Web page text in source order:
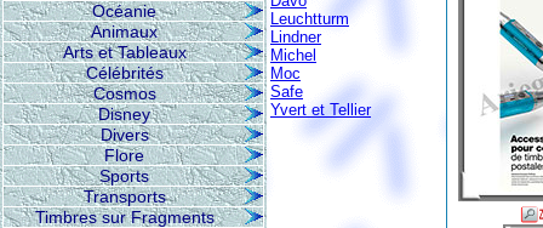
Océanie
Animaux
Arts et Tableaux
Célébrités
Cosmos
Disney
Divers
Flore
Sports
Transports
Timbres sur Fragments
Leuchtturm
Lindner
Michel
Moc
Safe
Yvert et Tellier